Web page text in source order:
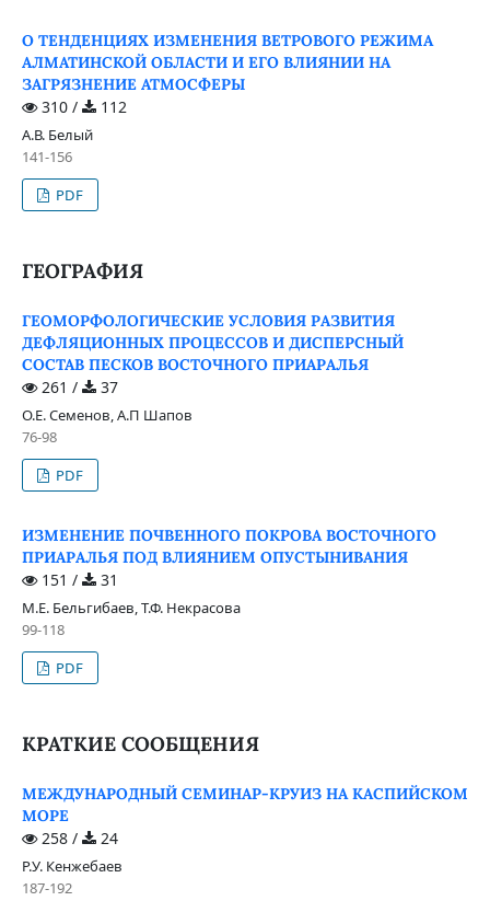
О ТЕНДЕНЦИЯХ ИЗМЕНЕНИЯ ВЕТРОВОГО РЕЖИМА
АЛМАТИНСКОЙ ОБЛАСТИ И ЕГО ВЛИЯНИИ НА
ЗАГРЯЗНЕНИЕ АТМОСФЕРЫ
310 / 112
А.В. Белый
141-156
PDF
ГЕОГРАФИЯ
ГЕОМОРФОЛОГИЧЕСКИЕ УСЛОВИЯ РАЗВИТИЯ
ДЕФЛЯЦИОННЫХ ПРОЦЕССОВ И ДИСПЕРСНЫЙ
СОСТАВ ПЕСКОВ ВОСТОЧНОГО ПРИАРАЛЬЯ
261 / 37
О.Е. Семенов, А.П Шапов
76-98
PDF
ИЗМЕНЕНИЕ ПОЧВЕННОГО ПОКРОВА ВОСТОЧНОГО
ПРИАРАЛЬЯ ПОД ВЛИЯНИЕМ ОПУСТЫНИВАНИЯ
151 / 31
М.Е. Бельгибаев, Т.Ф. Некрасова
99-118
PDF
КРАТКИЕ СООБЩЕНИЯ
МЕЖДУНАРОДНЫЙ СЕМИНАР-КРУИЗ НА КАСПИЙСКОМ
МОРЕ
258 / 24
Р.У. Кенжебаев
187-192